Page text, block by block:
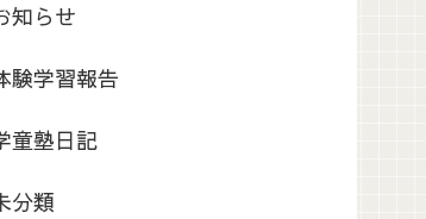
知らせ
験学習報告
童塾日記
分類